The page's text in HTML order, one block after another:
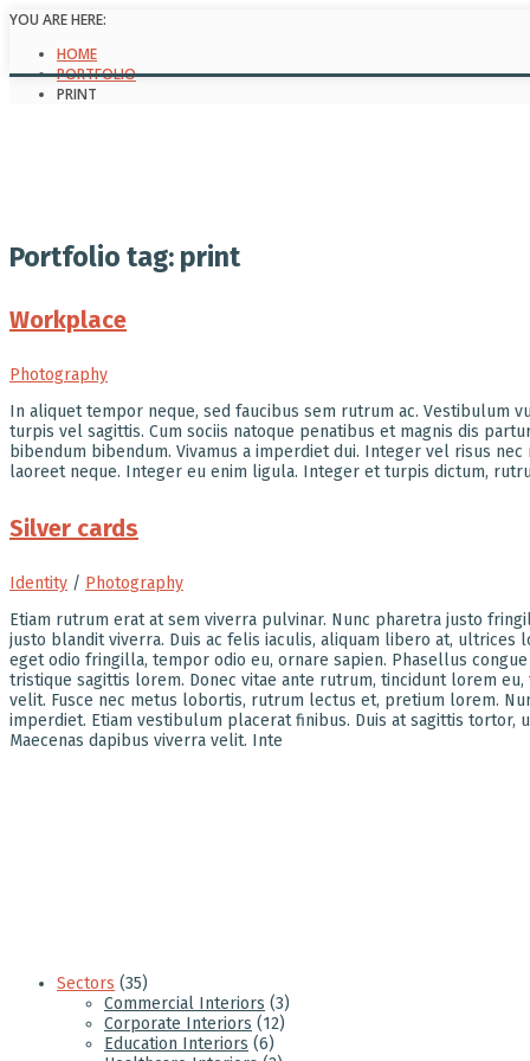
YOU ARE HERE:
HOME
PORTFOLIO
PRINT
Portfolio tag: print
Workplace
Photography
In aliquet tempor neque, sed faucibus sem rutrum ac. Vestibulum
turpis vel sagittis. Cum sociis natoque penatibus et magnis dis
bibendum bibendum. Vivamus a imperdiet dui. Integer vel risus
laoreet neque. Integer eu enim ligula. Integer et turpis dictum,
Silver cards
Identity / Photography
Etiam rutrum erat at sem viverra pulvinar. Nunc pharetra justo
justo blandit viverra. Duis ac felis iaculis, aliquam libero at,
eget odio fringilla, tempor odio eu, ornare sapien. Phasellus
tristique sagittis lorem. Donec vitae ante rutrum, tincidunt lorem
velit. Fusce nec metus lobortis, rutrum lectus et, pretium lorem.
imperdiet. Etiam vestibulum placerat finibus. Duis at sagittis tortor,
Maecenas dapibus viverra velit. Inte
Sectors (35)
Commercial Interiors (3)
Corporate Interiors (12)
Education Interiors (6)